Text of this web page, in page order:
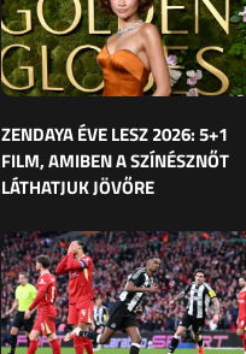
ZENDAYA ÉVE LESZ 2026: 5+1
FILM, AMIBEN A SZÍNÉSZNŐT
LÁTHATJUK JÖVŐRE